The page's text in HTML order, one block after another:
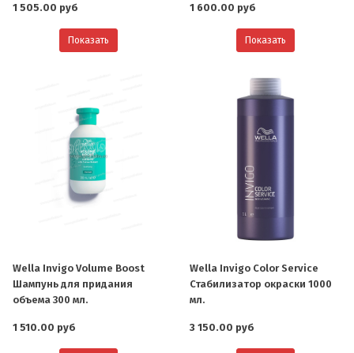
1 505.00 руб
Показать
1 600.00 руб
Показать
Wella Invigo Volume Boost
Шампунь для придания
объема 300 мл.
1 510.00 руб
Wella Invigo Color Service
Стабилизатор окраски 1000
мл.
3 150.00 руб